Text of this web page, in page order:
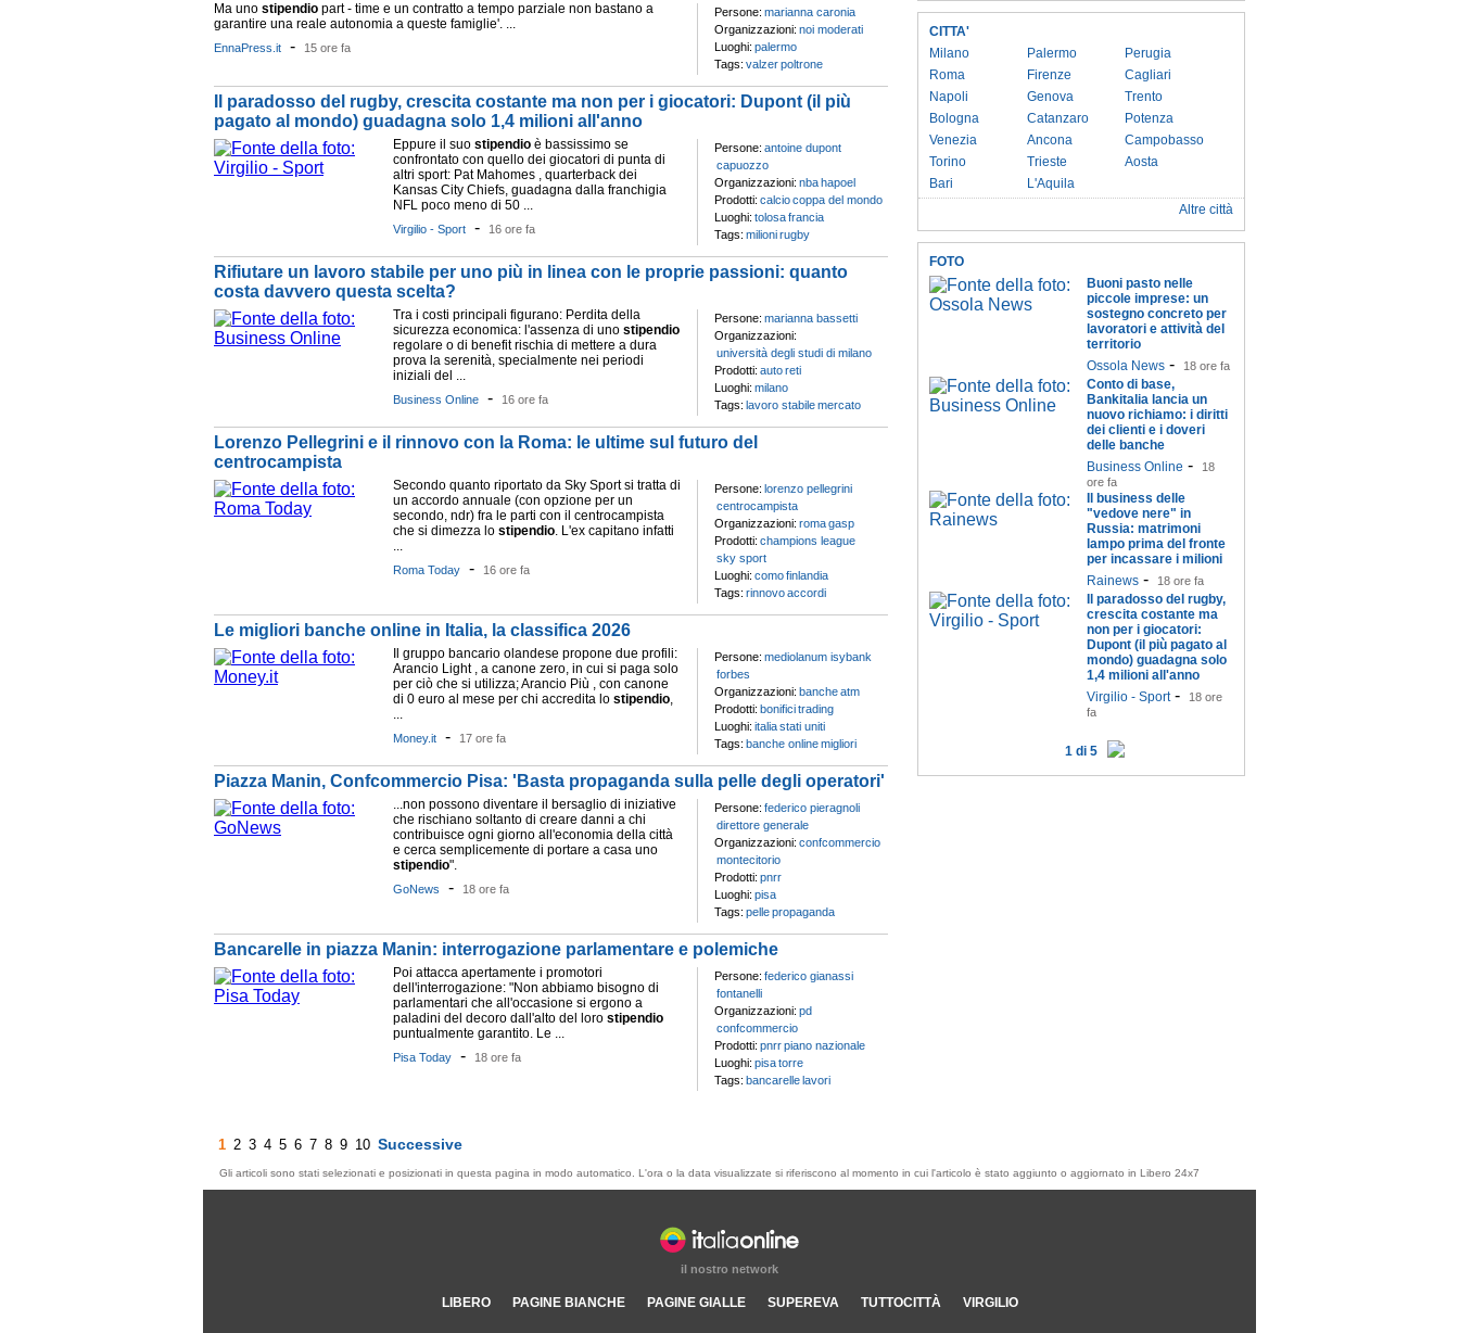
Ma uno stipendio part - time e un contratto a tempo parziale non bastano a
garantire una reale autonomia a queste famiglie'. ...
EnnaPress.it - 15 ore fa
Persone: marianna caronia
Organizzazioni: noi moderati
Luoghi: palermo
Tags: valzerpoltrone
Il paradosso del rugby, crescita costante ma non per i giocatori: Dupont (il più
pagato al mondo) guadagna solo 1,4 milioni all'anno
Eppure il suo stipendio è bassissimo se
confrontato con quello dei giocatori di punta di
altri sport: Pat Mahomes , quarterback dei
Kansas City Chiefs, guadagna dalla franchigia
NFL poco meno di 50 ...
Virgilio - Sport - 16 ore fa
Persone: antoine dupont
capuozzo
Organizzazioni: nbahapoel
Prodotti: calciocoppa del mondo
Luoghi: tolosafrancia
Tags: milionirugby
Rifiutare un lavoro stabile per uno più in linea con le proprie passioni: quanto
costa davvero questa scelta?
Tra i costi principali figurano: Perdita della
sicurezza economica: l'assenza di uno stipendio
regolare o di benefit rischia di mettere a dura
prova la serenità, specialmente nei periodi
iniziali del ...
Business Online - 16 ore fa
Persone: marianna bassetti
Organizzazioni:
università degli studi di milano
Prodotti: autoreti
Luoghi: milano
Tags: lavoro stabilemercato
Lorenzo Pellegrini e il rinnovo con la Roma: le ultime sul futuro del
centrocampista
Secondo quanto riportato da Sky Sport si tratta di
un accordo annuale (con opzione per un
secondo, ndr) fra le parti con il centrocampista
che si dimezza lo stipendio. L'ex capitano infatti
...
Roma Today - 16 ore fa
Persone: lorenzo pellegrini
centrocampista
Organizzazioni: romagasp
Prodotti: champions league
sky sport
Luoghi: comofinlandia
Tags: rinnovoaccordi
Le migliori banche online in Italia, la classifica 2026
Il gruppo bancario olandese propone due profili:
Arancio Light , a canone zero, in cui si paga solo
per ciò che si utilizza; Arancio Più , con canone
di 0 euro al mese per chi accredita lo stipendio,
...
Money.it - 17 ore fa
Persone: mediolanum isybank
forbes
Organizzazioni: bancheatm
Prodotti: bonificitrading
Luoghi: italiastati uniti
Tags: banche onlinemigliori
Piazza Manin, Confcommercio Pisa: 'Basta propaganda sulla pelle degli operatori'
...non possono diventare il bersaglio di iniziative
che rischiano soltanto di creare danni a chi
contribuisce ogni giorno all'economia della città
e cerca semplicemente di portare a casa uno
stipendio".
GoNews - 18 ore fa
Persone: federico pieragnoli
direttore generale
Organizzazioni: confcommercio
montecitorio
Prodotti: pnrr
Luoghi: pisa
Tags: pellepropaganda
Bancarelle in piazza Manin: interrogazione parlamentare e polemiche
Poi attacca apertamente i promotori
dell'interrogazione: "Non abbiamo bisogno di
parlamentari che all'occasione si ergono a
paladini del decoro dall'alto del loro stipendio
puntualmente garantito. Le ...
Pisa Today - 18 ore fa
Persone: federico gianassi
fontanelli
Organizzazioni: pd
confcommercio
Prodotti: pnrrpiano nazionale
Luoghi: pisatorre
Tags: bancarellelavori
1 2 3 4 5 6 7 8 9 10 Successive
CITTA'
Milano
Roma
Napoli
Bologna
Venezia
Torino
Bari
Palermo
Firenze
Genova
Catanzaro
Ancona
Trieste
L'Aquila
Perugia
Cagliari
Trento
Potenza
Campobasso
Aosta
Altre città
FOTO
Buoni pasto nelle
piccole imprese: un
sostegno concreto per
lavoratori e attività del
territorio
Ossola News - 18 ore fa
Conto di base,
Bankitalia lancia un
nuovo richiamo: i diritti
dei clienti e i doveri
delle banche
Business Online -
18
ore fa
Il business delle
"vedove nere" in
Russia: matrimoni
lampo prima del fronte
per incassare i milioni
Rainews - 18 ore fa
Il paradosso del rugby,
crescita costante ma
non per i giocatori:
Dupont (il più pagato al
mondo) guadagna solo
1,4 milioni all'anno
Virgilio - Sport-
18 ore
fa
1 di 5
Gli articoli sono stati selezionati e posizionati in questa pagina in modo automatico. L'ora o la data visualizzate si riferiscono al momento in cui l'articolo è stato aggiunto o aggiornato in Libero 24x7
il nostro network
LIBERO PAGINE BIANCHE PAGINE GIALLE SUPEREVA TUTTOCITTÀ VIRGILIO